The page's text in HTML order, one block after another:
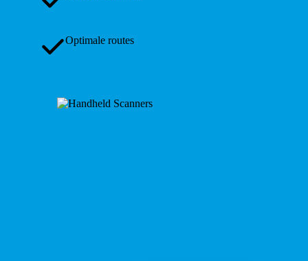
Optimale routes